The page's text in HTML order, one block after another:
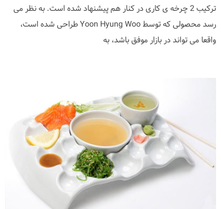
ترکیب 2 چرخه ی کاری در کنار هم پیشنهاد شده است. به نظر می
رسد محصولی که توسط Yoon Hyung Woo طراحی شده است،
واقعا می تواند در بازار موفق باشد، به